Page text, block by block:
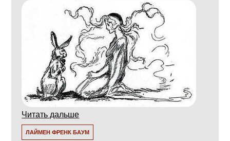
Читать дальше
ЛАЙМЕН ФРЕНК БАУМ